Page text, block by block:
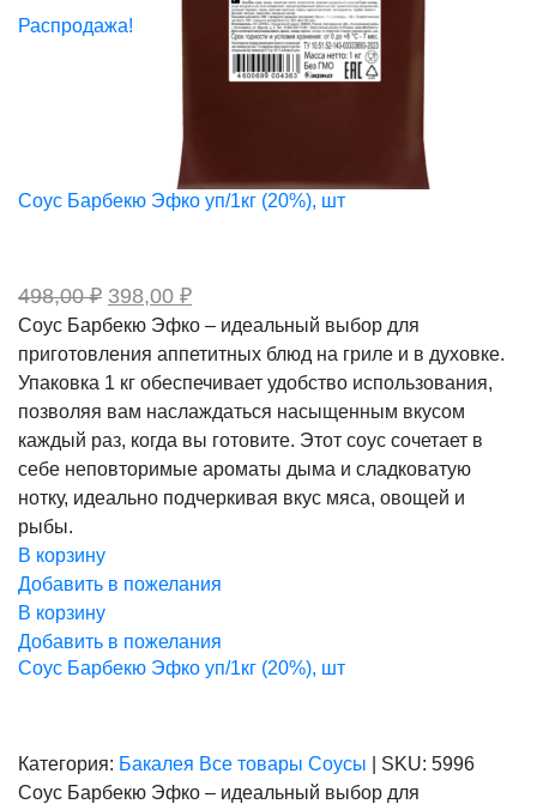
Распродажа!
Соус Барбекю Эфко уп/1кг (20%), шт
498,00₽ Первоначальная
цена
составляла
498,00 ₽.
398,00 ₽Текущая
398,00 ₽.
Соус Барбекю Эфко – идеальный выбор для
приготовления аппетитных блюд на гриле и в духовке.
Упаковка 1 кг обеспечивает удобство использования,
позволяя вам наслаждаться насыщенным вкусом
каждый раз, когда вы готовите. Этот соус сочетает в
себе неповторимые ароматы дыма и сладковатую
нотку, идеально подчеркивая вкус мяса, овощей и
рыбы.
В корзину
Добавить в пожелания
В корзину
Добавить в пожелания
Соус Барбекю Эфко уп/1кг (20%), шт
Категория: Бакалея Все товары Соусы SKU: 5996
Соус Барбекю Эфко – идеальный выбор для